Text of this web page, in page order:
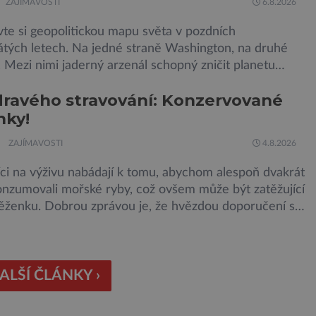
ZAJÍMAVOSTI 6.8.2026
si geopolitickou mapu světa v pozdních
letech. Na jedné straně Washington, na druhé
Mezi nimi jaderný arzenál schopný zničit planetu
pohotovosti. A pak je tu Donald Kendall, generální
PepsiCo, který se v květnu roku 1989 stává
flotily, jež čítá sedmnáct […]
stravování: Konzervované
ZAJÍMAVOSTI 4.8.2026
na výživu nabádají k tomu, abychom alespoň dvakrát
mořské ryby, což ovšem může být zatěžující
Dobrou zprávou je, že hvězdou doporučení se
Colin Robertson a zdůrazňuje […]
ČLÁNKY ›